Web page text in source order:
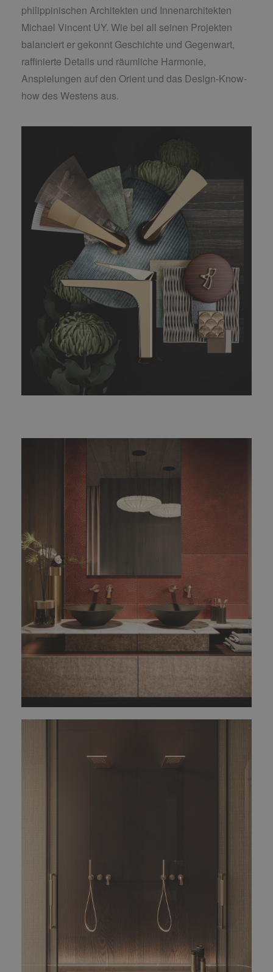
philippinischen Architekten und Innenarchitekten
Michael Vincent UY. Wie bei all seinen Projekten
balanciert er gekonnt Geschichte und Gegenwart,
raffinierte Details und räumliche Harmonie,
Anspielungen auf den Orient und das Design-Know-
how des Westens aus.